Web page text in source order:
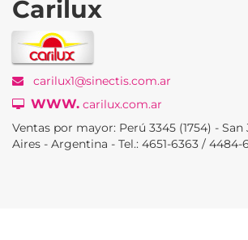
Carilux
carilux1@sinectis.com.ar
WWW. carilux.com.ar
Ventas por mayor: Perú 3345 (1754) -
Aires - Argentina - Tel.: 4651-6363 / 4484-